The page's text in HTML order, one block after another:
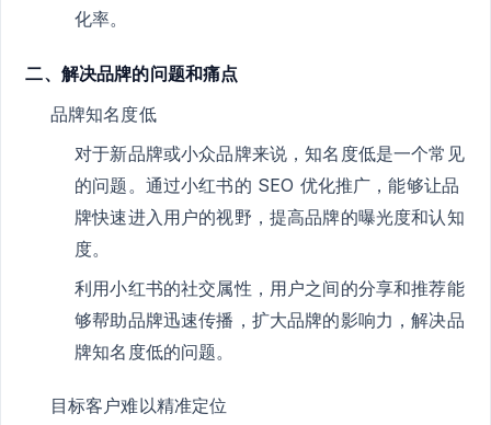
化率。
二、解决品牌的问题和痛点
品牌知名度低
对于新品牌或小众品牌来说，知名度低是一个常见
的问题。通过小红书的 SEO 优化推广，能够让品
牌快速进入用户的视野，提高品牌的曝光度和认知
度。
利用小红书的社交属性，用户之间的分享和推荐能
够帮助品牌迅速传播，扩大品牌的影响力，解决品
牌知名度低的问题。
目标客户难以精准定位